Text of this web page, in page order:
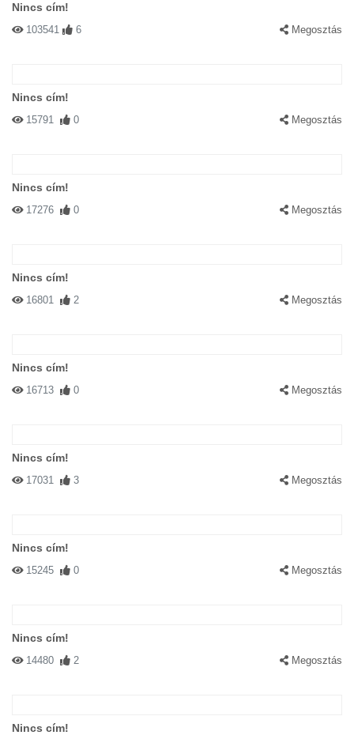
Nincs cím!
103541 6 Megosztás
Nincs cím!
15791 0 Megosztás
Nincs cím!
17276 0 Megosztás
Nincs cím!
16801 2 Megosztás
Nincs cím!
16713 0 Megosztás
Nincs cím!
17031 3 Megosztás
Nincs cím!
15245 0 Megosztás
Nincs cím!
14480 2 Megosztás
Nincs cím!